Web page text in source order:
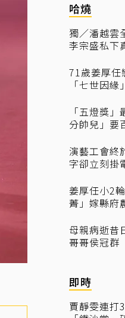
哈燒
獨／潘越雲
李宗盛私下
71歲姜厚
「七世因
「五燈獎
分帥兒」要
演藝工會終
字卻立刻掛
姜厚任小2
菁」嫁縣
母親病逝昔
哥哥侯冠
即時
賈靜雯連打